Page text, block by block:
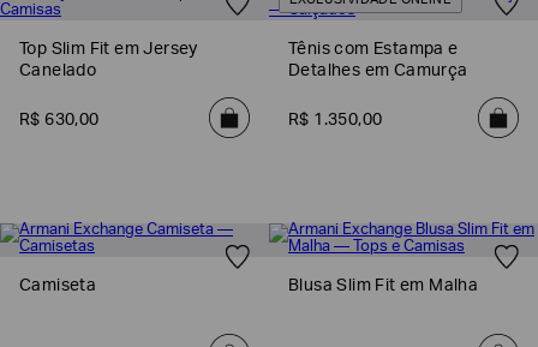
Top Slim Fit em Jersey
Canelado
R$ 630,00
Tênis com Estampa e
Detalhes em Camurça
R$ 1 .350,00
Camiseta Blusa Slim Fit em Malha